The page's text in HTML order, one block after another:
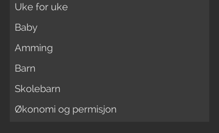
Uke for uke
Baby
Amming
Barn
Skolebarn
Økonomi og permisjon